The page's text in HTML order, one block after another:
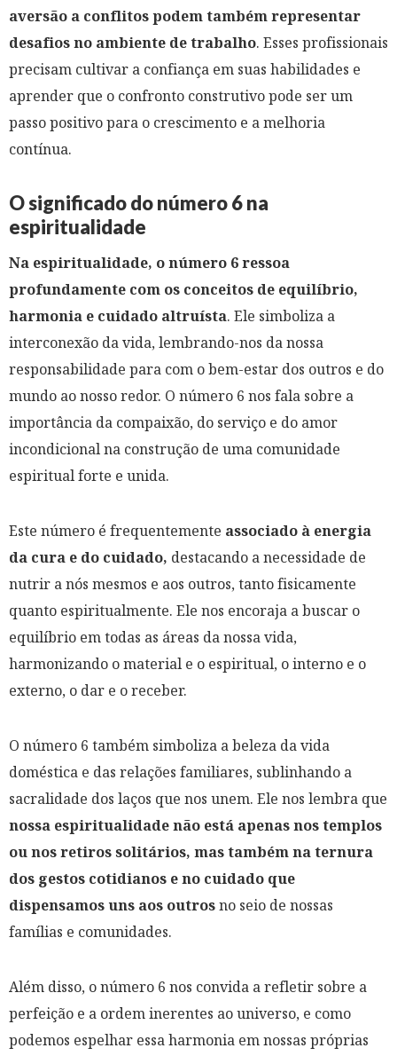
aversão a conflitos podem também representar
desafios no ambiente de trabalho. Esses profissionais
precisam cultivar a confiança em suas habilidades e
aprender que o confronto construtivo pode ser um
passo positivo para o crescimento e a melhoria
contínua.
O significado do número 6 na
espiritualidade
Na espiritualidade, o número 6 ressoa
profundamente com os conceitos de equilíbrio,
harmonia e cuidado altruísta. Ele simboliza a
interconexão da vida, lembrando-nos da nossa
responsabilidade para com o bem-estar dos outros e do
mundo ao nosso redor. O número 6 nos fala sobre a
importância da compaixão, do serviço e do amor
incondicional na construção de uma comunidade
espiritual forte e unida.
Este número é frequentemente associado à energia
da cura e do cuidado, destacando a necessidade de
nutrir a nós mesmos e aos outros, tanto fisicamente
quanto espiritualmente. Ele nos encoraja a buscar o
equilíbrio em todas as áreas da nossa vida,
harmonizando o material e o espiritual, o interno e o
externo, o dar e o receber.
O número 6 também simboliza a beleza da vida
doméstica e das relações familiares, sublinhando a
sacralidade dos laços que nos unem. Ele nos lembra que
nossa espiritualidade não está apenas nos templos
ou nos retiros solitários, mas também na ternura
dos gestos cotidianos e no cuidado que
dispensamos uns aos outrosno seio de nossas
famílias e comunidades.
Além disso, o número 6 nos convida a refletir sobre a
perfeição e a ordem inerentes ao universo, e como
podemos espelhar essa harmonia em nossas próprias